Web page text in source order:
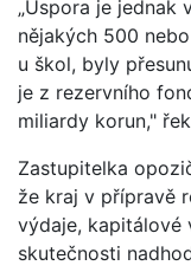
„Úspora je jednak
nějakých 500
u škol, byly
je z rezervního
miliardy korun,"
Zastupitelka
že kraj v přípravě
výdaje, kapitálové
skutečnosti